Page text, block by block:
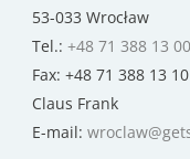
53-033 Wrocław
Tel.: +48 71 388 13 00
Fax: +48 71 388 13 10
Claus Frank
E-mail: